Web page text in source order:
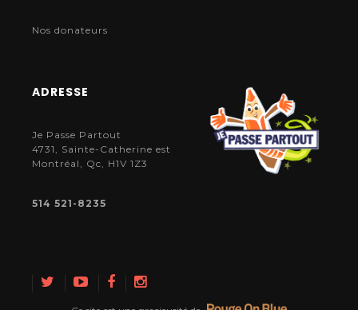
Nos donateurs
ADRESSE
Je Passe Partout
4731, Sainte-Catherine est
Montréal, Qc, H1V 1Z3
514 521-8235